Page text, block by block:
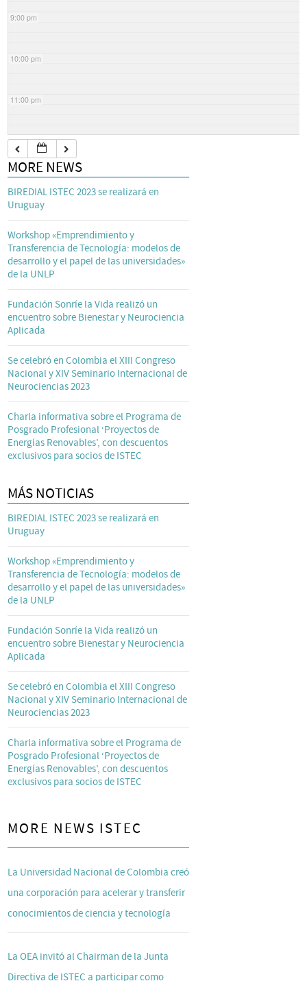
9:00 pm
10:00 pm
11:00 pm
MORE NEWS
BIREDIAL ISTEC 2023 se realizará en
Uruguay
Workshop «Emprendimiento y
Transferencia de Tecnología: modelos de
desarrollo y el papel de las universidades»
de la UNLP
Fundación Sonríe la Vida realizó un
encuentro sobre Bienestar y Neurociencia
Aplicada
Se celebró en Colombia el XIII Congreso
Nacional y XIV Seminario Internacional de
Neurociencias 2023
Charla informativa sobre el Programa de
Posgrado Profesional ‘Proyectos de
Energías Renovables’, con descuentos
exclusivos para socios de ISTEC
MÁS NOTICIAS
BIREDIAL ISTEC 2023 se realizará en
Uruguay
Workshop «Emprendimiento y
Transferencia de Tecnología: modelos de
desarrollo y el papel de las universidades»
de la UNLP
Fundación Sonríe la Vida realizó un
encuentro sobre Bienestar y Neurociencia
Aplicada
Se celebró en Colombia el XIII Congreso
Nacional y XIV Seminario Internacional de
Neurociencias 2023
Charla informativa sobre el Programa de
Posgrado Profesional ‘Proyectos de
Energías Renovables’, con descuentos
exclusivos para socios de ISTEC
MORE NEWS ISTEC
La Universidad Nacional de Colombia creó
una corporación para acelerar y transferir
conocimientos de ciencia y tecnología
La OEA invitó al Chairman de la Junta
Directiva de ISTEC a participar como